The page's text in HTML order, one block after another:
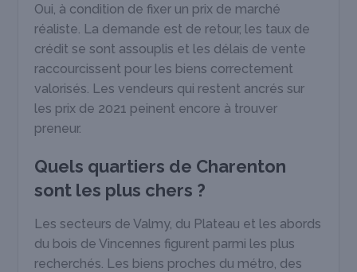
Oui, à condition de fixer un prix de marché
réaliste. La demande est de retour, les taux de
crédit se sont assouplis et les délais de vente
raccourcissent pour les biens correctement
valorisés. Les vendeurs qui restent ancrés sur
les prix de 2021 peinent encore à trouver
preneur.
Quels quartiers de Charenton
sont les plus chers ?
Les secteurs de Valmy, du Plateau et les abords
du bois de Vincennes figurent parmi les plus
recherchés. Les biens proches du métro, des